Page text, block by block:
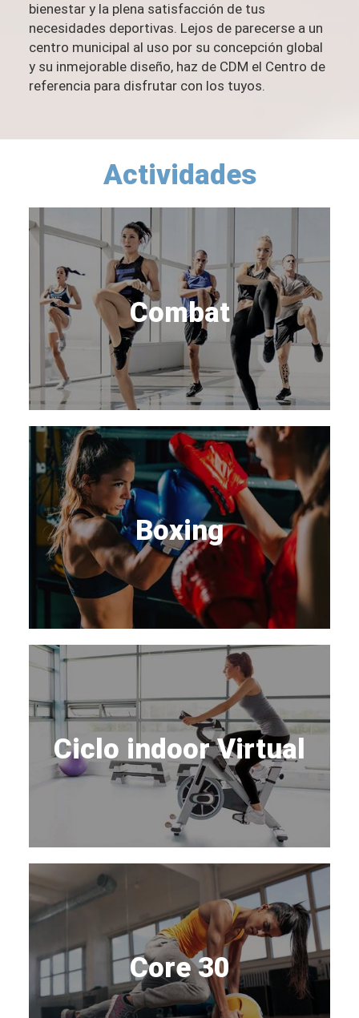
bienestar y la plena satisfacción de tus
necesidades deportivas. Lejos de parecerse a un
centro municipal al uso por su concepción global
y su inmejorable diseño, haz de CDM el Centro de
referencia para disfrutar con los tuyos.
Actividades
Combat
Boxing
Ciclo indoor Virtual
Core 30